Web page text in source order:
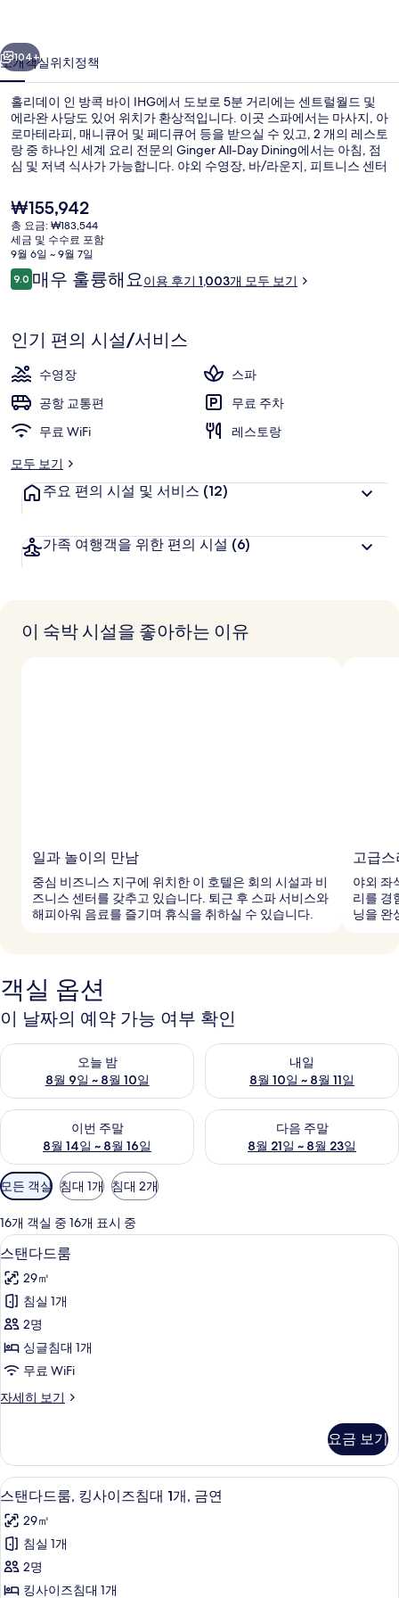
바
이
IHG
의
사
진
갤
러
리
다음
104+
소개객실위치정책
홀리데이 인 방콕 바이 IHG에서 도보로 5분 거리에는 센트럴월드 및
에라완 사당도 있어 위치가 환상적입니다. 이곳 스파에서는 마사지, 아
로마테라피, 매니큐어 및 페디큐어 등을 받으실 수 있고, 2 개의 레스토
랑 중 하나인 세계 요리 전문의 Ginger All-Day Dining에서는 아침, 점
심 및 저녁 식사가 가능합니다. 야외 수영장, 바/라운지, 피트니스 센터
친절한 고객 서비스 및 전반적인 숙박 시설 상태에 굉장히 만족했습니
다. 이 숙박 시설에서는 조금만 걸으면 Chit Lom BTS역에 갈 수 있고
Siam BTS역도 걸어서 9분 거리에 있어 대중 교통편을 이용하기 편리
해요.
현
재
가
격
은
₩155,942
₩155,942
총 요금: ₩183,544
세금 및 수수료 포함
9월 6일 ~ 9월 7일
이
용
기
9.010점 만점 중 9.0점.
매우 훌륭해요이용 후기 1,003개 모두 보기
인기 편의 시설/서비스
수영장
스파
공항 교통편
무료 주차
무료 WiFi
레스토랑
모두 보기
주요 편의 시설 및 서비스 (12)
가족 여행객을 위한 편의 시설 (6)
이 숙박 시설을 좋아하는 이유
일과 놀이의 만남
중심 비즈니스 지구에 위치한 이 호텔은 회의 시설과 비
즈니스 센터를 갖추고 있습니다. 퇴근 후 스파 서비스와
해피아워 음료를 즐기며 휴식을 취하실 수 있습니다.
고급
야외 좌
리를 경
닝을 완
객실 옵션
이 날짜의 예약 가능 여부 확인
오늘 밤
8월 9일 ~ 8월 10일
오늘 밤 예약 가능 여부 확인, 8월 9일 ~ 8월 10일
내일
8월 10일 ~ 8월 11일
내일 예약 가능 여부 확인, 8월
이번 주말
8월 14일 ~ 8월 16일
이번 주말 예약 가능 여부 확인, 8월 14일 ~ 8월 16일
다음 주말
8월 21일 ~ 8월 23일
다음 주말 예약 가능 여부 확인
객
실
에
사
용
가
능
한
터
모든 객실 침대 1개 침대 2개
16개 객실 중 16개 표시 중
스
탠
다
드
룸
사
진
모
보
기
스탠다드룸 | 고급 침구, 무료 미니바
10
스탠다드룸
29㎡
침실 1개
2명
싱글침대 1개
무료 WiFi
자세히 보기
스
룸
자
세
보
기
요금 보기
스
탠
다
드
룸,
고급 침구, 무료 미니바 품목, 객실 내
11
스탠다드룸, 킹사이즈침대 1개, 금연
29㎡
침실 1개
2명
킹사이즈침대 1개